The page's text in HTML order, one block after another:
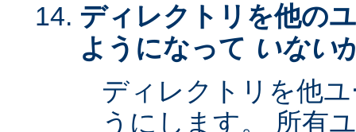
ディレクトリを他の
ようになって いない
ディレクトリを他
うにします。 所有